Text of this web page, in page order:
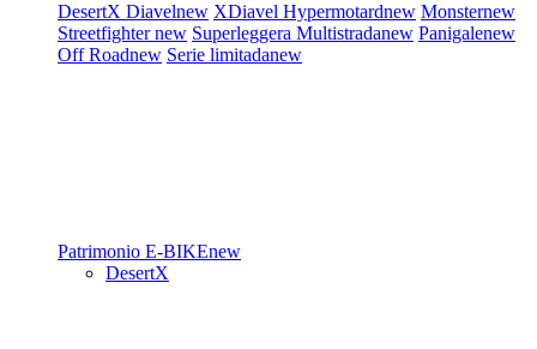
DesertX Diavelnew XDiavel Hypermotardnew Monsternew
Streetfighternew Superleggera Multistradanew Panigalenew
Off Roadnew Serie limitadanew
Patrimonio E-BIKEnew
DesertX